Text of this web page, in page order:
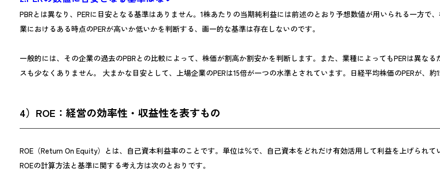
PBRとは異なり、PERに目安となる基準はありません。1株あたりの当期純利益には前述のとおり予想数値が用いられる一方
業におけるある時点のPERが高いか低いかを判断する、画一的な基準は存在しないのです。
一般的には、その企業の過去のPBRとの比較によって、株価が割高か割安かを判断します。また、業種によってもPERは異な
スも少なくありません。 大まかな目安として、上場企業のPERは15倍が一つの水準とされています。日経平均株価のPERが、約
4）ROE：経営の効率性・収益性を表すもの
ROE（Return On Equity）とは、自己資本利益率のことです。単位は％で、自己資本をどれだけ有効活用して利益を上げられて
ROEの計算方法と基準に関する考え方は次のとおりです。